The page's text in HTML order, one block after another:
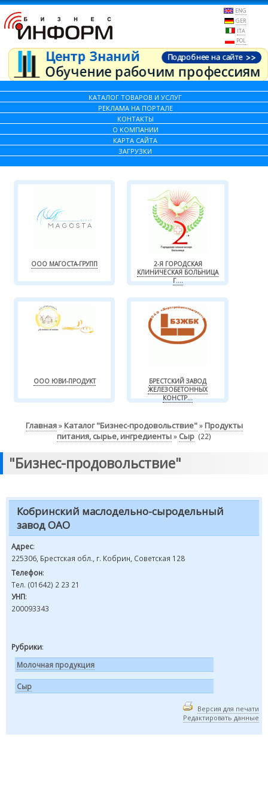
ENG
GER
ITA
POL
КАТАЛОГ ТОВАРОВ И УСЛУГ
РЕКЛАМА НА ПОРТАЛЕ
КОНТАКТЫ
О КОМПАНИИ
КАРТА САЙТА
ЗАГРУЗКИ
ООО МАГОСТА-ГРУПП
2-Я ГОРОДСКАЯ
КЛИНИЧЕСКАЯ БОЛЬНИЦА
Г....
ООО ЮВИ-ПРОДУКТ
БРЕСТСКИЙ ЗАВОД
ЖЕЛЕЗОБЕТОННЫХ
КОНСТР...
Главная» Каталог "Бизнес-продовольствие"» Продукты
питания, сырье, ингредиенты» Сыр (22)
"Бизнес-продовольствие"
Кобринский маслодельно-сыродельный
завод ОАО
Адрес:
225306, Брестская обл., г. Кобрин, Советская 128
Телефон:
Тел. (01642) 2 23 21
УНП:
200093343
Рубрики:
Молочная продукция
Сыр
Версия для печати
Редактировать данные